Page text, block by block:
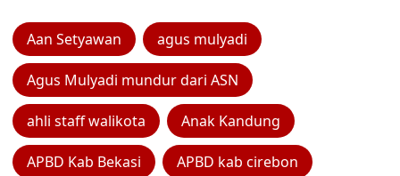
Aan Setyawan agus mulyadi
Agus Mulyadi mundur dari ASN
ahli staff walikota Anak Kandung
APBD Kab Bekasi APBD kab cirebon